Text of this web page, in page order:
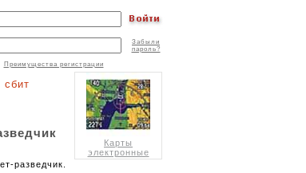
Забыли
пароль?
Преимущества регистрации
разведчик.
Карты
электронные